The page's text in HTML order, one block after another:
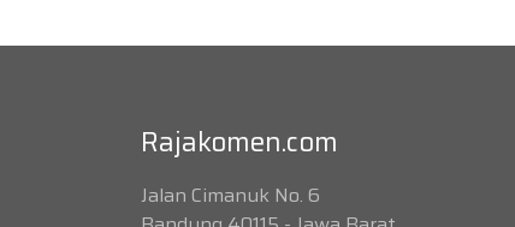
Rajakomen.com
Jalan Cimanuk No. 6